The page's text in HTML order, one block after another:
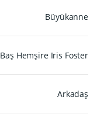
Büyükanne
Baş Hemşire Iris Foster
Arkadaş